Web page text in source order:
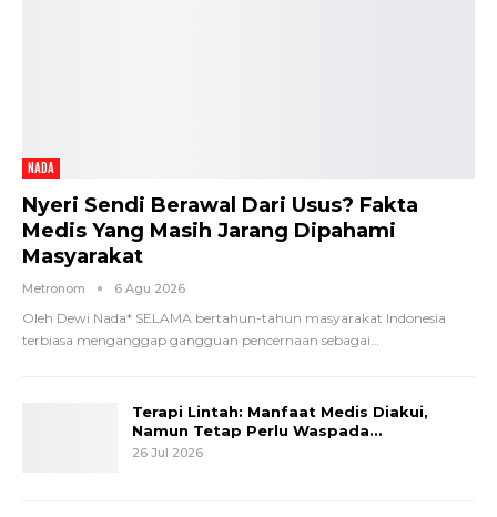
NADA
Nyeri Sendi Berawal Dari Usus? Fakta
Medis Yang Masih Jarang Dipahami
Masyarakat
Metronom 6 Agu 2026
Oleh Dewi Nada* SELAMA bertahun-tahun masyarakat Indonesia
terbiasa menganggap gangguan pencernaan sebagai
Terapi Lintah: Manfaat Medis Diakui,
Namun Tetap Perlu Waspada…
26 Jul 2026